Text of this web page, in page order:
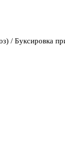
/ Буксировка